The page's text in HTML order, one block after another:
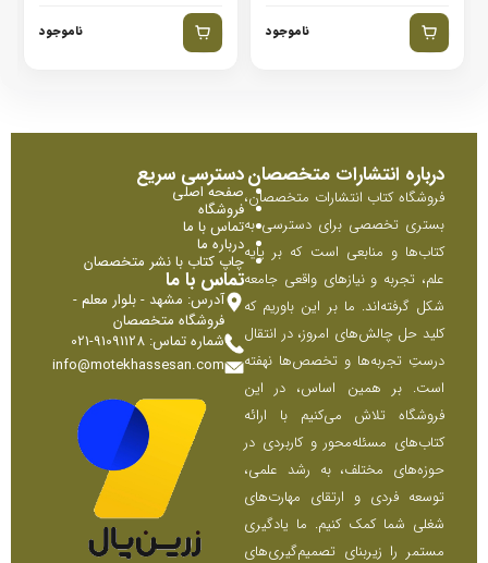
ناموجود ناموجود
درباره انتشارات متخصصان
فروشگاه کتاب انتشارات متخصصان،
بستری تخصصی برای دسترسی به
کتاب‌ها و منابعی است که بر پایه
علم، تجربه و نیازهای واقعی جامعه
شکل گرفته‌اند. ما بر این باوریم که
کلید حل چالش‌های امروز، در انتقال
درستِ تجربه‌ها و تخصص‌ها نهفته
است. بر همین اساس، در این
فروشگاه تلاش می‌کنیم با ارائه
کتاب‌های مسئله‌محور و کاربردی در
حوزه‌های مختلف، به رشد علمی،
توسعه فردی و ارتقای مهارت‌های
شغلی شما کمک کنیم. ما یادگیری
مستمر را زیربنای تصمیم‌گیری‌های
دسترسی سریع
صفحه اصلی
فروشگاه
تماس با ما
درباره ما
چاپ کتاب با نشر متخصصان
تماس با ما
آدرس: مشهد - بلوار معلم -
فروشگاه متخصصان
شماره تماس: 91091128-021
info@motekhassesan.com